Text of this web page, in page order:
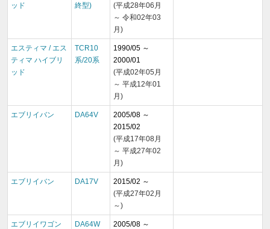
ッド
終型)
(平成28年06月
～ 令和02年03
月)
エスティマ / エス
ティマ ハイブリ
ッド
TCR10
系/20系
1990/05 ～
2000/01
(平成02年05月
～ 平成12年01
月)
エブリイバン DA64V
2005/08 ～
2015/02
(平成17年08月
～ 平成27年02
月)
エブリイバン DA17V
2015/02 ～
(平成27年02月
～)
エブリイワゴン DA64W
2005/08 ～